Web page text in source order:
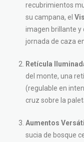
recubrimientos
su campana, el
imagen brillante
jornada de caza
Retícula
del monte, una
(regulable en
cruz sobre la
Aumentos
sucia de bosque